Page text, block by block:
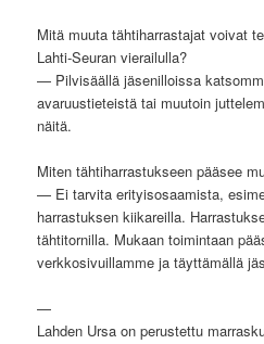
Mitä muuta tähtiharrastajat voivat
Lahti-Seuran vierailulla?
— Pilvisäällä jäsenilloissa
avaruustieteistä tai muutoin
näitä.
Miten tähtiharrastukseen pääsee
— Ei tarvita erityisosaamista,
harrastuksen kiikareilla.
tähtitornilla. Mukaan toimintaan
verkkosivuillamme ja täyttämällä
—
Lahden Ursa on perustettu